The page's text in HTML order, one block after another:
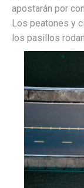
apostarán por
Los peatones y
los pasillos